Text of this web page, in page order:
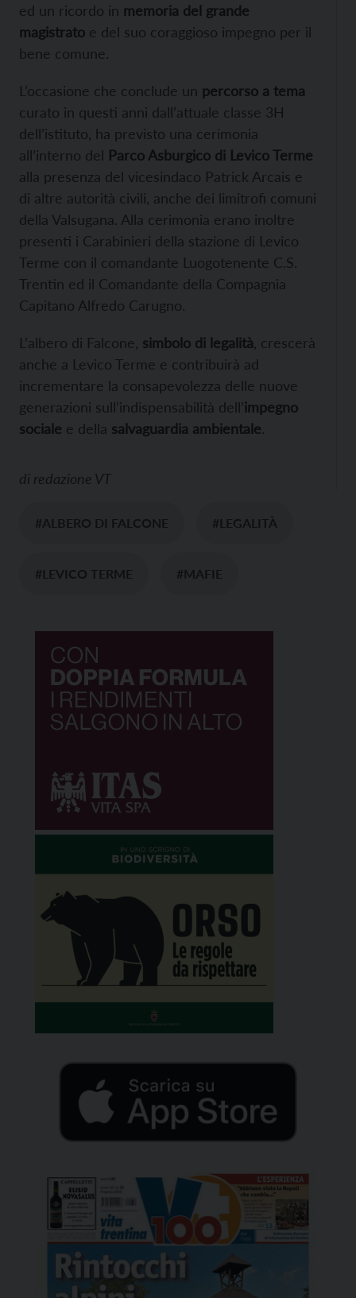
ed un ricordo in memoria del grande
magistrato e del suo coraggioso impegno per il
bene comune.
L’occasione che conclude un percorso a tema
curato in questi anni dall’attuale classe 3H
dell’istituto, ha previsto una cerimonia
all’interno del Parco Asburgico di Levico Terme
alla presenza del vicesindaco Patrick Arcais e
di altre autorità civili, anche dei limitrofi comuni
della Valsugana. Alla cerimonia erano inoltre
presenti i Carabinieri della stazione di Levico
Terme con il comandante Luogotenente C.S.
Trentin ed il Comandante della Compagnia
Capitano Alfredo Carugno.
L’albero di Falcone, simbolo di legalità , crescerà
anche a Levico Terme e contribuirà ad
incrementare la consapevolezza delle nuove
generazioni sull’indispensabilità dell’impegno
sociale e della salvaguardia ambientale.
di redazione VT
#ALBERO DI FALCONE #LEGALITÀ
#LEVICO TERME #MAFIE